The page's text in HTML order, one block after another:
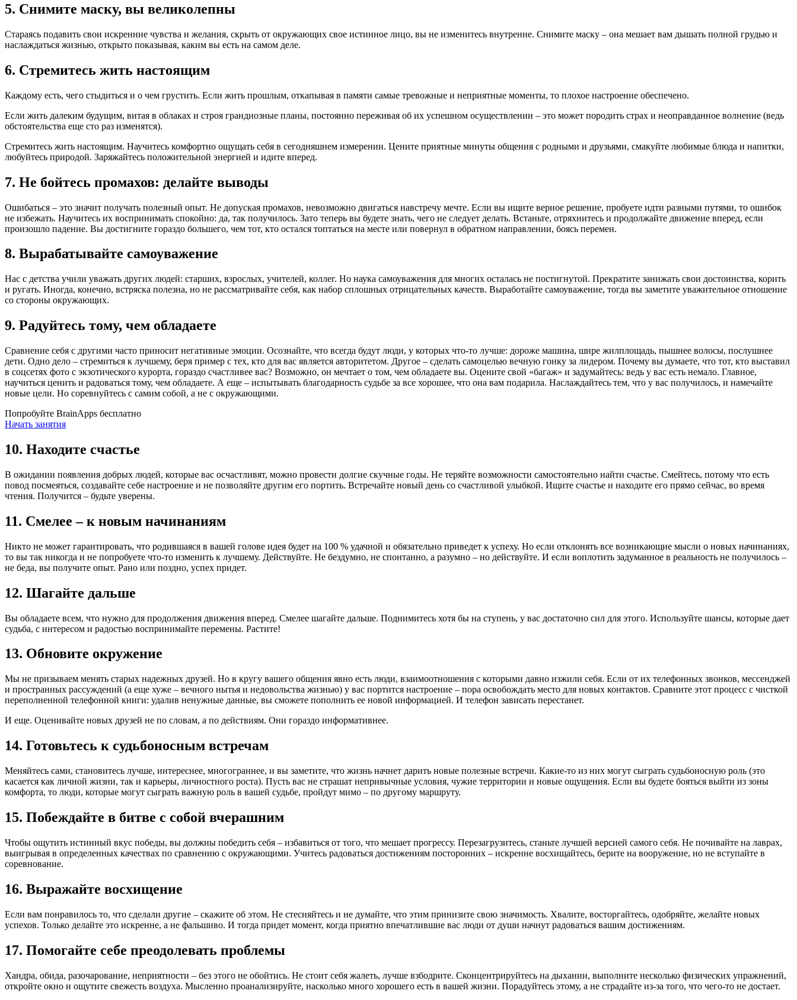
5. Снимите маску, вы великолепны
Стараясь подавить свои искренние чувства и желания, скрыть от окружающих свое истинное лицо, вы не изменитесь внутренне. Снимите маску – она мешает вам дышать полной грудью и
наслаждаться жизнью, открыто показывая, каким вы есть на самом деле.
6. Стремитесь жить настоящим
Каждому есть, чего стыдиться и о чем грустить. Если жить прошлым, откапывая в памяти самые тревожные и неприятные моменты, то плохое настроение обеспечено.
Если жить далеким будущим, витая в облаках и строя грандиозные планы, постоянно переживая об их успешном осуществлении – это может породить страх и неоправданное волнение (ведь
обстоятельства еще сто раз изменятся).
Стремитесь жить настоящим. Научитесь комфортно ощущать себя в сегодняшнем измерении. Цените приятные минуты общения с родными и друзьями, смакуйте любимые блюда и напитки,
любуйтесь природой. Заряжайтесь положительной энергией и идите вперед.
7. Не бойтесь промахов: делайте выводы
Ошибаться – это значит получать полезный опыт. Не допуская промахов, невозможно двигаться навстречу мечте. Если вы ищите верное решение, пробуете идти разными путями, то ошибок
не избежать. Научитесь их воспринимать спокойно: да, так получилось. Зато теперь вы будете знать, чего не следует делать. Встаньте, отряхнитесь и продолжайте движение вперед, если
произошло падение. Вы достигните гораздо большего, чем тот, кто остался топтаться на месте или повернул в обратном направлении, боясь перемен.
8. Вырабатывайте самоуважение
Нас с детства учили уважать других людей: старших, взрослых, учителей, коллег. Но наука самоуважения для многих осталась не постигнутой. Прекратите занижать свои достоинства, корить
и ругать. Иногда, конечно, встряска полезна, но не рассматривайте себя, как набор сплошных отрицательных качеств. Выработайте самоуважение, тогда вы заметите уважительное отношение
со стороны окружающих.
9. Радуйтесь тому, чем обладаете
Сравнение себя с другими часто приносит негативные эмоции. Осознайте, что всегда будут люди, у которых что-то лучше: дороже машина, шире жилплощадь, пышнее волосы, послушнее
дети. Одно дело – стремиться к лучшему, беря пример с тех, кто для вас является авторитетом. Другое – сделать самоцелью вечную гонку за лидером. Почему вы думаете, что тот, кто выставил
в соцсетях фото с экзотического курорта, гораздо счастливее вас? Возможно, он мечтает о том, чем обладаете вы. Оцените свой «багаж» и задумайтесь: ведь у вас есть немало. Главное,
научиться ценить и радоваться тому, чем обладаете. А еще – испытывать благодарность судьбе за все хорошее, что она вам подарила. Наслаждайтесь тем, что у вас получилось, и намечайте
новые цели. Но соревнуйтесь с самим собой, а не с окружающими.
Попробуйте BrainApps бесплатно
Начать занятия
10. Находите счастье
В ожидании появления добрых людей, которые вас осчастливят, можно провести долгие скучные годы. Не теряйте возможности самостоятельно найти счастье. Смейтесь, потому что есть
повод посмеяться, создавайте себе настроение и не позволяйте другим его портить. Встречайте новый день со счастливой улыбкой. Ищите счастье и находите его прямо сейчас, во время
чтения. Получится – будьте уверены.
11. Смелее – к новым начинаниям
Никто не может гарантировать, что родившаяся в вашей голове идея будет на 100 % удачной и обязательно приведет к успеху. Но если отклонять все возникающие мысли о новых начинаниях,
то вы так никогда и не попробуете что-то изменить к лучшему. Действуйте. Не бездумно, не спонтанно, а разумно – но действуйте. И если воплотить задуманное в реальность не получилось –
не беда, вы получите опыт. Рано или поздно, успех придет.
12. Шагайте дальше
Вы обладаете всем, что нужно для продолжения движения вперед. Смелее шагайте дальше. Поднимитесь хотя бы на ступень, у вас достаточно сил для этого. Используйте шансы, которые дает
судьба, с интересом и радостью воспринимайте перемены. Растите!
13. Обновите окружение
Мы не призываем менять старых надежных друзей. Но в кругу вашего общения явно есть люди, взаимоотношения с которыми давно изжили себя. Если от их телефонных звонков, мессенджей
и пространных рассуждений (а еще хуже – вечного нытья и недовольства жизнью) у вас портится настроение – пора освобождать место для новых контактов. Сравните этот процесс с чисткой
переполненной телефонной книги: удалив ненужные данные, вы сможете пополнить ее новой информацией. И телефон зависать перестанет.
И еще. Оценивайте новых друзей не по словам, а по действиям. Они гораздо информативнее.
14. Готовьтесь к судьбоносным встречам
Меняйтесь сами, становитесь лучше, интереснее, многограннее, и вы заметите, что жизнь начнет дарить новые полезные встречи. Какие-то из них могут сыграть судьбоносную роль (это
касается как личной жизни, так и карьеры, личностного роста). Пусть вас не страшат непривычные условия, чужие территории и новые ощущения. Если вы будете бояться выйти из зоны
комфорта, то люди, которые могут сыграть важную роль в вашей судьбе, пройдут мимо – по другому маршруту.
15. Побеждайте в битве с собой вчерашним
Чтобы ощутить истинный вкус победы, вы должны победить себя – избавиться от того, что мешает прогрессу. Перезагрузитесь, станьте лучшей версией самого себя. Не почивайте на лаврах,
выигрывая в определенных качествах по сравнению с окружающими. Учитесь радоваться достижениям посторонних – искренне восхищайтесь, берите на вооружение, но не вступайте в
соревнование.
16. Выражайте восхищение
Если вам понравилось то, что сделали другие – скажите об этом. Не стесняйтесь и не думайте, что этим принизите свою значимость. Хвалите, восторгайтесь, одобряйте, желайте новых
успехов. Только делайте это искренне, а не фальшиво. И тогда придет момент, когда приятно впечатлившие вас люди от души начнут радоваться вашим достижениям.
17. Помогайте себе преодолевать проблемы
Хандра, обида, разочарование, неприятности – без этого не обойтись. Не стоит себя жалеть, лучше взбодрите. Сконцентрируйтесь на дыхании, выполните несколько физических упражнений,
откройте окно и ощутите свежесть воздуха. Мысленно проанализируйте, насколько много хорошего есть в вашей жизни. Порадуйтесь этому, а не страдайте из-за того, что чего-то не достает.